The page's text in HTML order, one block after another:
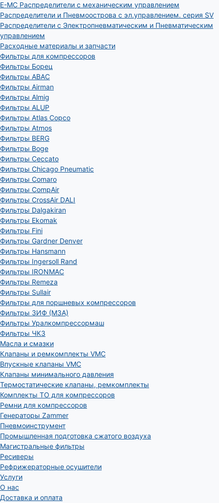
E-MC Распределители с механическим управлением
Распределители и Пневмоострова с эл.управлением. серия SV
Распределители с Электропневматическим и Пневматическим
управлением
Расходные материалы и запчасти
Фильтры для компрессоров
Фильтры Борец
Фильтры ABAC
Фильтры Airman
Фильтры Almig
Фильтры ALUP
Фильтры Atlas Copco
Фильтры Atmos
Фильтры BERG
Фильтры Boge
Фильтры Ceccato
Фильтры Chicago Pneumatic
Фильтры Comaro
Фильтры CompAir
Фильтры CrossAir DALI
Фильтры Dalgakiran
Фильтры Ekomak
Фильтры Fini
Фильтры Gardner Denver
Фильтры Hansmann
Фильтры Ingersoll Rand
Фильтры IRONMAC
Фильтры Remeza
Фильтры Sullair
Фильтры для поршневых компрессоров
Фильтры ЗИФ (МЗА)
Фильтры Уралкомпрессормаш
Фильтры ЧКЗ
Масла и смазки
Клапаны и ремкомплекты VMC
Впускные клапаны VMC
Клапаны минимального давления
Термостатические клапаны, ремкомплекты
Комплекты ТО для компрессоров
Ремни для компрессоров
Генераторы Zammer
Пневмоинструмент
Промышленная подготовка сжатого воздуха
Магистральные фильтры
Ресиверы
Рефрижераторные осушители
Услуги
О нас
Доставка и оплата